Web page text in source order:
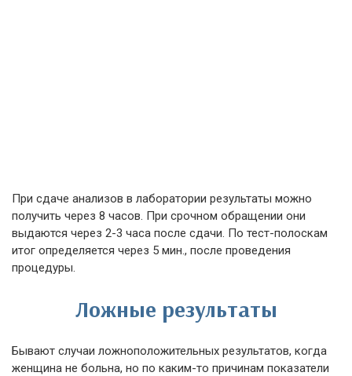
При сдаче анализов в лаборатории результаты можно
получить через 8 часов. При срочном обращении они
выдаются через 2-3 часа после сдачи. По тест-полоскам
итог определяется через 5 мин., после проведения
процедуры.
Ложные результаты
Бывают случаи ложноположительных результатов, когда
женщина не больна, но по каким-то причинам показатели